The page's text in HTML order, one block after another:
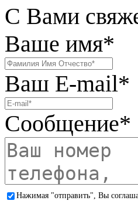
С Вами
Ваше имя*
Ваш E-mail*
Сообщение*
Нажимая "отправить", Вы